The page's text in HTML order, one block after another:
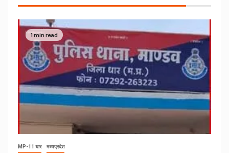
1 min read
MP-11 धार मध्यप्रदेश